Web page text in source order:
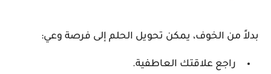
بدلاً من الخوف، يمكن تحويل الحلم إلى فرصة وعي:
راجع علاقتك العاطفية.